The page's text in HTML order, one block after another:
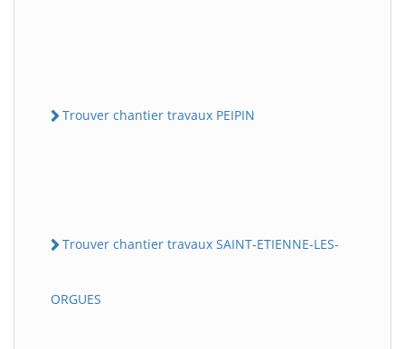
Trouver chantier travaux PEIPIN
Trouver chantier travaux SAINT-ETIENNE-LES-
ORGUES